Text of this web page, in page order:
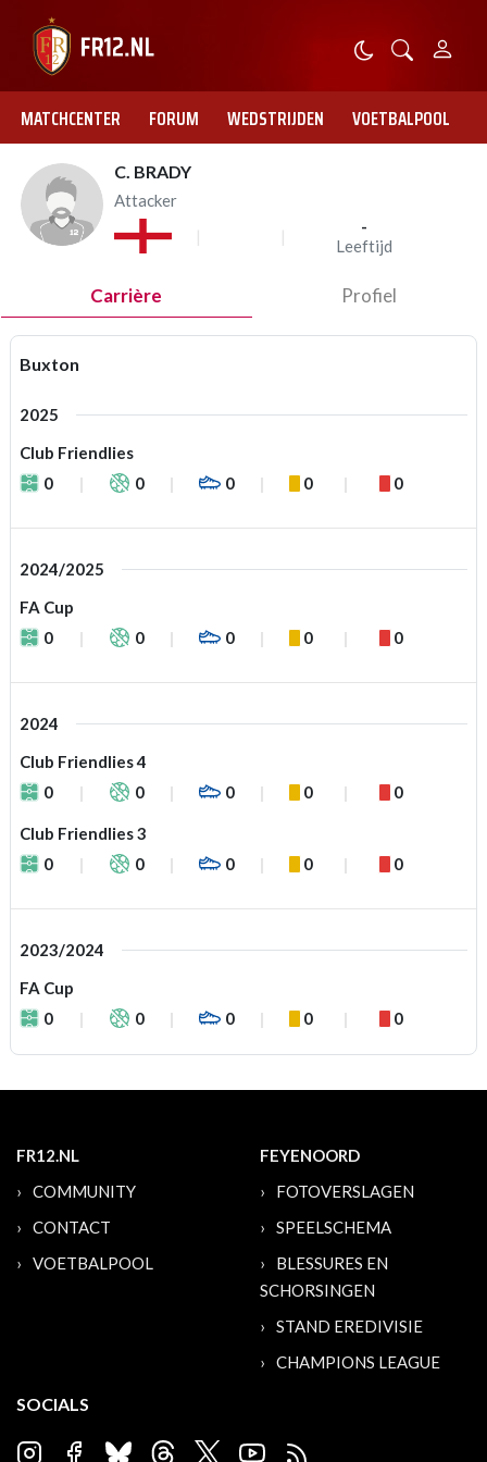
MATCHCENTER FORUM WEDSTRIJDEN VOETBALPOOL
C. BRADY
Attacker
-
Leeftijd
Carrière Profiel
Buxton
2025
Club Friendlies
0
0 0 0 0
2024/2025
FA Cup
0
0 0 0 0
2024
Club Friendlies 4
0
0 0 0 0
Club Friendlies 3
0
0 0 0 0
2023/2024
FA Cup
0
0 0 0 0
FR12.NL
COMMUNITY
CONTACT
VOETBALPOOL
FEYENOORD
FOTOVERSLAGEN
SPEELSCHEMA
BLESSURES EN
SCHORSINGEN
STAND EREDIVISIE
CHAMPIONS LEAGUE
SOCIALS